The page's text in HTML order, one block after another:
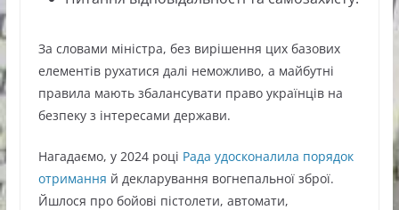
За словами міністра, без вирішення цих базових
елементів рухатися далі неможливо, а майбутні
правила мають збалансувати право українців на
безпеку з інтересами держави.
Нагадаємо, у 2024 році Рада удосконалила порядок
отримання й декларування вогнепальної зброї.
Йшлося про бойові пістолети, автомати,